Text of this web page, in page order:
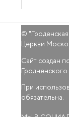
© "
Церкви
Сайт создан
При
обязательна.